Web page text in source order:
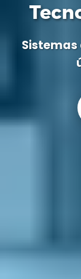
Sistemas